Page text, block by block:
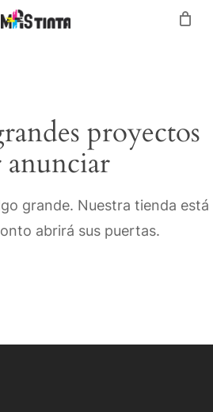
proyectos
grande. Nuestra tienda está
abrirá sus puertas.